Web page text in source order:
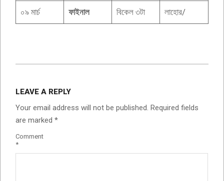
০৯ মার্চ ফাইনাল বিকেল ৩টা লাহোর/
24
LEAVE A REPLY
Your email address will not be published. Required fields
are marked *
Comment
*